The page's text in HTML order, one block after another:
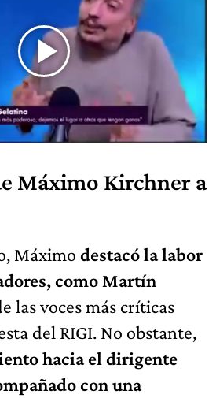
Máximo Kirchner a
Máximo destacó la labor
como Martín
las voces más críticas
del RIGI. No obstante,
hacia el dirigente
con una